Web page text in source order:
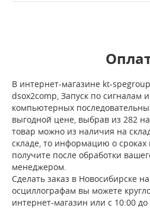
В интернет-магазине kt-
dsox2comp, Запуск по сигналам
компьютерных
выгодной цене, выбрав из 282
товар можно из наличия на
складе, то информацию о сроках
получите после обработки
менеджером.
Сделать заказ в Новосибирске
осциллографам вы можете
интернет-магазин или с 10:00